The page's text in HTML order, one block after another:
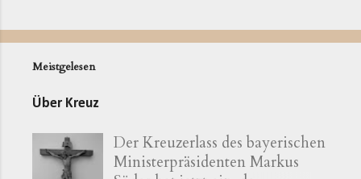
o
e
Meistgelesen
Über Kreuz
Der Kreuzerlass des bayerischen
Ministerpräsidenten Markus